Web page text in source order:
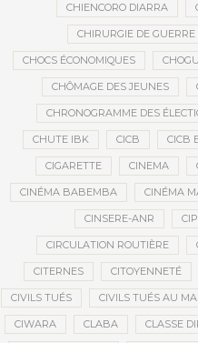
CHIENCORO DIARRA
CHIRURGIE DE GUERRE
CHOCS ÉCONOMIQUES
CHÔMAGE DES JEUNES
CHRONOGRAMME DES
CHUTE IBK CICB CICB
CIGARETTE CINEMA
CINÉMA BABEMBA CINÉMA
CINSERE-ANR
CIRCULATION ROUTIÈRE
CITERNES CITOYENNETÉ
CIVILS TUÉS CIVILS TUÉS AU
CIWARA CLABA CLASSE